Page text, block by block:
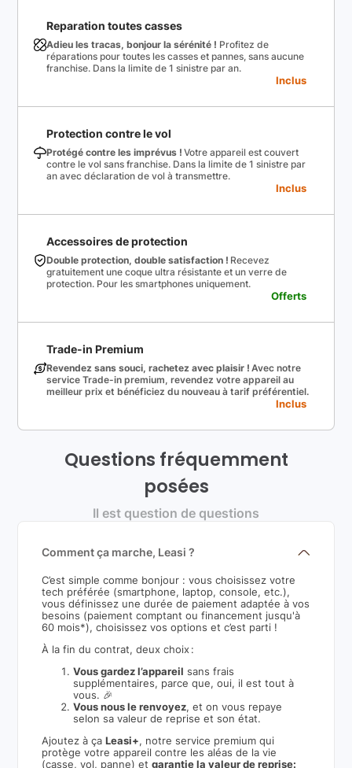
Reparation toutes casses
Adieu les tracas, bonjour la sérénité ! Profitez de
réparations pour toutes les casses et pannes, sans aucune
franchise. Dans la limite de 1 sinistre par an.
Inclus
Protection contre le vol
Protégé contre les imprévus ! Votre appareil est couvert
contre le vol sans franchise. Dans la limite de 1 sinistre par
an avec déclaration de vol à transmettre.
Inclus
Accessoires de protection
Double protection, double satisfaction ! Recevez
gratuitement une coque ultra résistante et un verre de
protection. Pour les smartphones uniquement.
Offerts
Trade-in Premium
Revendez sans souci, rachetez avec plaisir ! Avec notre
service Trade-in premium, revendez votre appareil au
meilleur prix et bénéficiez du nouveau à tarif préférentiel.
Inclus
Questions fréquemment
posées
Il est question de questions
Comment ça marche, Leasi ?
C’est simple comme bonjour : vous choisissez votre
tech préférée (smartphone, laptop, console, etc.),
vous définissez une durée de paiement adaptée à vos
besoins (paiement comptant ou financement jusqu'à
60 mois*), choisissez vos options et c’est parti !
À la fin du contrat, deux choix :
Vous gardez l’appareil sans frais
supplémentaires, parce que, oui, il est tout à
vous. 🎉
Vous nous le renvoyez, et on vous repaye
selon sa valeur de reprise et son état.
Ajoutez à ça Leasi+, notre service premium qui
protège votre appareil contre les aléas de la vie
(casse, vol, panne) etgarantie la valeur de reprise: